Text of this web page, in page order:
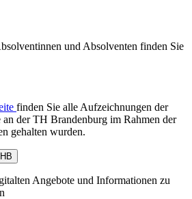
und Absolventen finden Sie
finden Sie alle Aufzeichnungen der
der TH Brandenburg im Rahmen der
gehalten wurden.
Angebote und Informationen zu